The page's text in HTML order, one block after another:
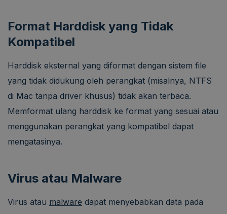
Format Harddisk yang Tidak
Kompatibel
Harddisk eksternal yang diformat dengan sistem file
yang tidak didukung oleh perangkat (misalnya, NTFS
di Mac tanpa driver khusus) tidak akan terbaca.
Memformat ulang harddisk ke format yang sesuai atau
menggunakan perangkat yang kompatibel dapat
mengatasinya.
Virus atau Malware
Virus atau malware dapat menyebabkan data pada